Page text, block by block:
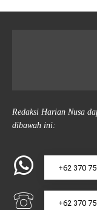
Redaksi Harian Nusa
dibawah ini:
+62 370
+62 370